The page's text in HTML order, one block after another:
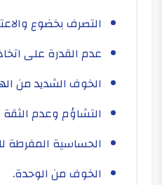
التصرف بخضوع
عدم القدرة على
الخوف الشديد من
التشاؤم وعدم
الحساسية المفرطة
الخوف من الوحدة.